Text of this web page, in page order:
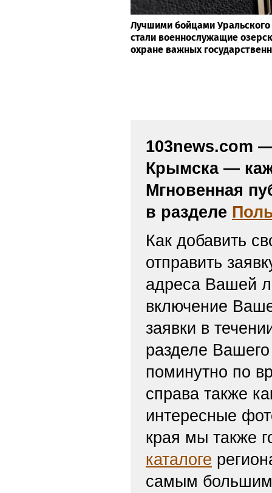
Лучшими бойцами Уральского
стали военнослужащие
охране важных
103news.com
Крымска —
Мгновенная
в разделе
Как добавить
отправить
адреса Вашей
включение
заявки в
разделе
поминутно по
справа также
интересные
края мы также
каталоге
самым большим